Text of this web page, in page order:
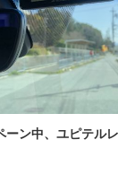
ーン中、ユピテル